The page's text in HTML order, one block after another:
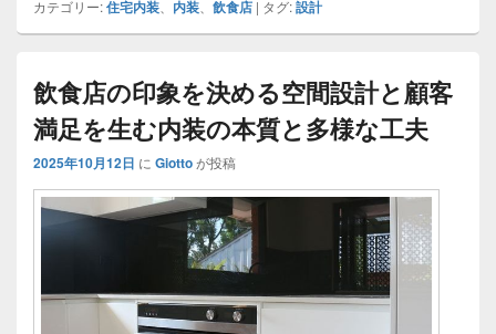
カテゴリー:住宅内装 内装 飲食店 | タグ:設計
飲食店の印象を決める空間設計と顧客
満足を生む内装の本質と多様な工夫
2025年10月12日 に Giottoが投稿